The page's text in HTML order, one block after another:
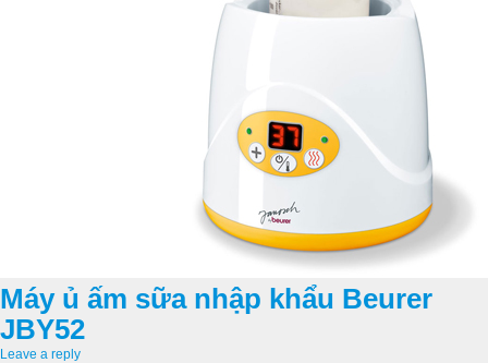
Máy ủ ấm sữa nhập khẩu Beurer
JBY52
Leave a reply